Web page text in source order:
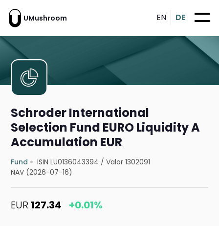
UMushroom EN DE
Schroder International
Selection Fund EURO Liquidity A
Accumulation EUR
Fund ISIN LU0136043394 /Valor 1302091
NAV (2026-07-16)
EUR 127.34 +0.01%